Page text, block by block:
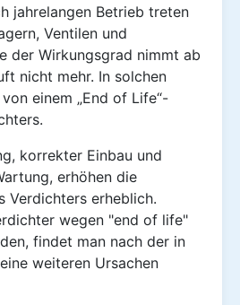
jahrelangen Betrieb treten
Ventilen und
der Wirkungsgrad nimmt ab
nicht mehr. In solchen
einem „End of Life“-
korrekter Einbau und
erhöhen die
Verdichters erheblich.
wegen "end of life"
findet man nach der in
weiteren Ursachen